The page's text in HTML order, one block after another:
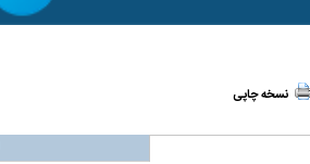
نسخه چاپی